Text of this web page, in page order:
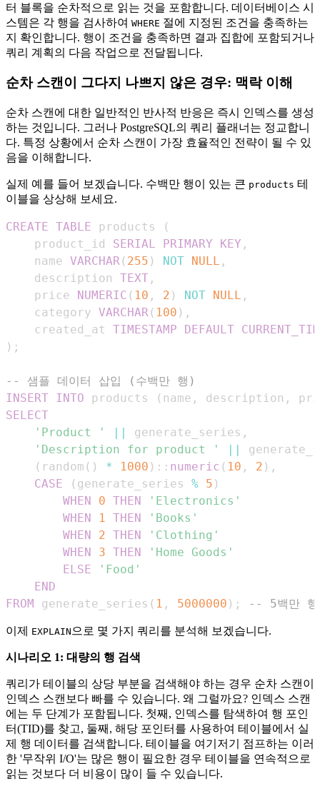
터 블록을 순차적으로 읽는 것을 포함합니다. 데이터베이스 시
스템은 각 행을 검사하여 WHERE 절에 지정된 조건을 충족하는
지 확인합니다. 행이 조건을 충족하면 결과 집합에 포함되거나
쿼리 계획의 다음 작업으로 전달됩니다.
순차 스캔이 그다지 나쁘지 않은 경우: 맥락 이해
순차 스캔에 대한 일반적인 반사적 반응은 즉시 인덱스를 생성
하는 것입니다. 그러나 PostgreSQL의 쿼리 플래너는 정교합니
다. 특정 상황에서 순차 스캔이 가장 효율적인 전략이 될 수 있
음을 이해합니다.
실제 예를 들어 보겠습니다. 수백만 행이 있는 큰 products 테
이블을 상상해 보세요.
CREATE TABLE products
(
    product_id
SERIAL PRIMARY KEY ,
    name
VARCHAR( 255 ) NOT NULL ,
    description
TEXT ,
    price
NUMERIC ( 10 , 2 ) NOT NULL ,
    category
VARCHAR( 100 ) ,
    created_at
TIMESTAMP DEFAULT
) ;
-- 샘플 데이터 삽입 (수백만 행)
INSERT INTO products ( name , description ,
SELECT
'Product '
|| generate_series ,
'Description for product '
||
( random ( ) * 1000 ) :: numeric ( 10 , 2 ) ,
CASE
( generate_series % 5 )
WHEN
0 THEN
'Electronics'
WHEN
1 THEN
'Books'
WHEN
2 THEN
'Clothing'
WHEN
3 THEN
'Home Goods'
ELSE
'Food'
END
FROM generate_series ( 1 , 5000000 ) ; -- 5백만 행
이제 EXPLAIN 으로 몇 가지 쿼리를 분석해 보겠습니다.
시나리오 1: 대량의 행 검색
쿼리가 테이블의 상당 부분을 검색해야 하는 경우 순차 스캔이
인덱스 스캔보다 빠를 수 있습니다. 왜 그럴까요? 인덱스 스캔
에는 두 단계가 포함됩니다. 첫째, 인덱스를 탐색하여 행 포인
터(TID)를 찾고, 둘째, 해당 포인터를 사용하여 테이블에서 실
제 행 데이터를 검색합니다. 테이블을 여기저기 점프하는 이러
한 '무작위 I/O'는 많은 행이 필요한 경우 테이블을 연속적으로
읽는 것보다 더 비용이 많이 들 수 있습니다.